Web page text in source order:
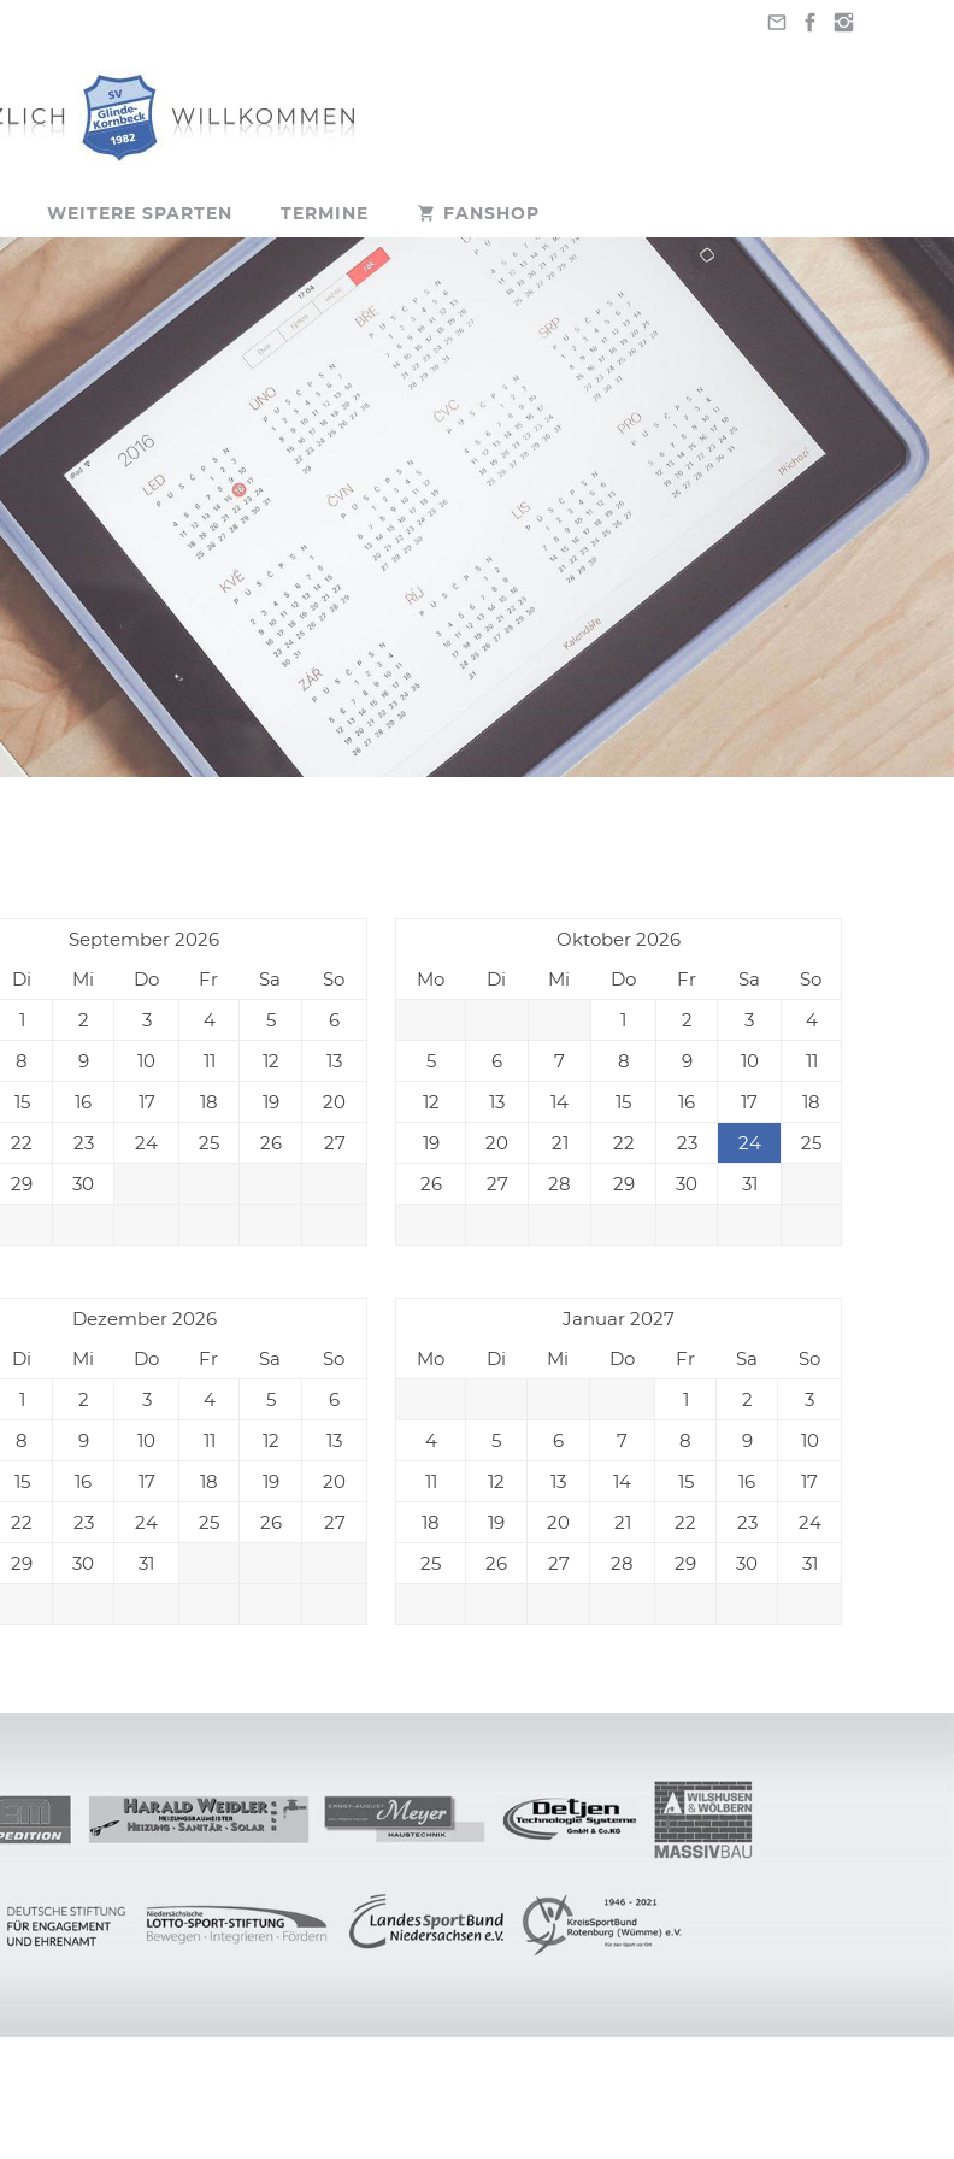
WEITERE SPARTEN TERMINE FANSHOP
September 2026
Di Mi Do Fr Sa
So
1
2 3 4 5
6
8 9 10 11 12
13
15 16 17 18 19
20
22 23 24 25 26
27
29 30
Oktober 2026
Mo
Di Mi Do Fr Sa
So
1
2 3
4
5
6 7 8 9 10
11
12
13 14 15 16 17
18
19
20 21 22 23 24
25
26
27 28 29 30 31
Dezember 2026
Di Mi Do Fr Sa
So
1
2 3 4 5
6
8 9 10 11 12
13
15 16 17 18 19
20
22 23 24 25 26
27
29 30 31
Januar 2027
Mo
Di Mi Do Fr Sa
So
1
2
3
4
5 6 7 8 9
10
11
12 13 14 15 16
17
18
19 20 21 22 23
24
25
26 27 28 29 30 31